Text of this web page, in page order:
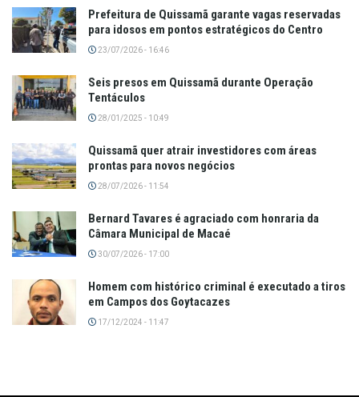
Prefeitura de Quissamã garante vagas reservadas
para idosos em pontos estratégicos do Centro
23/07/2026 - 16:46
Seis presos em Quissamã durante Operação
Tentáculos
28/01/2025 - 10:49
Quissamã quer atrair investidores com áreas
prontas para novos negócios
28/07/2026 - 11:54
Bernard Tavares é agraciado com honraria da
Câmara Municipal de Macaé
30/07/2026 - 17:00
Homem com histórico criminal é executado a tiros
em Campos dos Goytacazes
17/12/2024 - 11:47